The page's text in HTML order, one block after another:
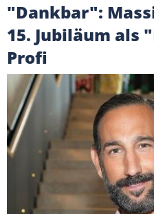
"Dankbar":
15. Jubiläum als
Profi